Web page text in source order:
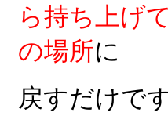
ら持ち上げ
の場所に
戻すだけです